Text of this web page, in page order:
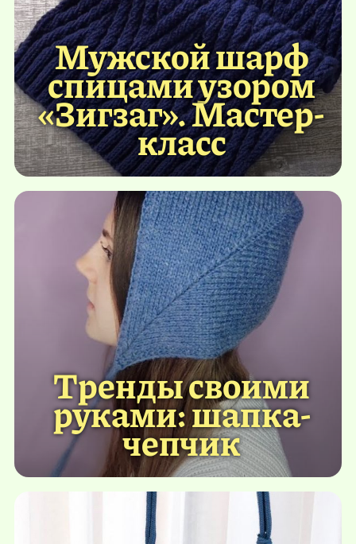
Мужской шарф
спицами узором
«Зигзаг». Мастер-
класс
Тренды своими
руками: шапка-
чепчик